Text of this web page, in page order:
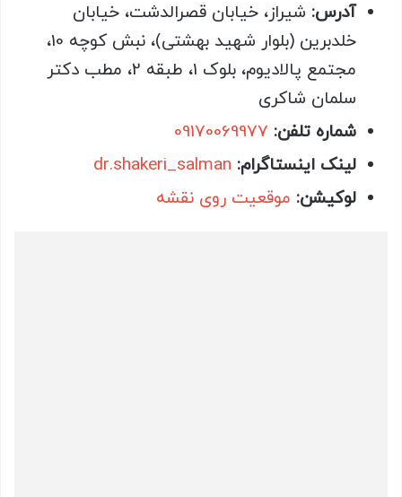
آدرس: شیراز، خیابان قصرالدشت، خیابان
خلدبرین (بلوار شهید بهشتی)، نبش کوچه 10،
مجتمع پالادیوم، بلوک 1، طبقه 2، مطب دکتر
سلمان شاکری
شماره تلفن: 09170069977
لینک اینستاگرام: dr.shakeri_salman
لوکیشن: موقعیت روی نقشه